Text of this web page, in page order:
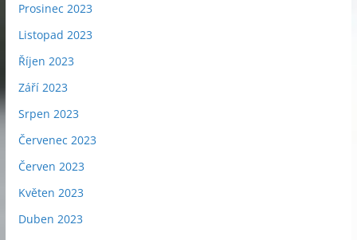
Prosinec 2023
Listopad 2023
Říjen 2023
Září 2023
Srpen 2023
Červenec 2023
Červen 2023
Květen 2023
Duben 2023